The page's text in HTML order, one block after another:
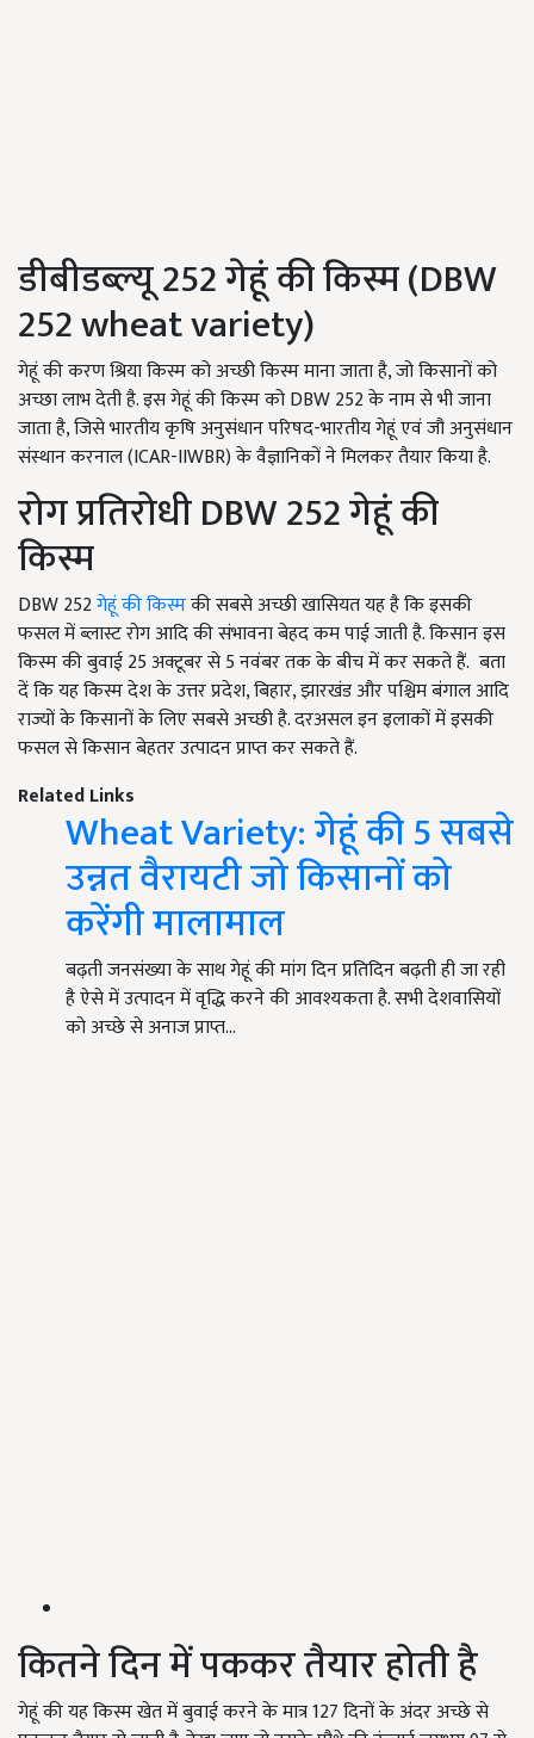
डीबीडब्ल्यू 252 गेहूं की किस्म (DBW
252 wheat variety)
गेहूं की करण श्रिया किस्म को अच्छी किस्म माना जाता है, जो किसानों को
अच्छा लाभ देती है. इस गेहूं की किस्म को DBW 252 के नाम से भी जाना
जाता है, जिसे भारतीय कृषि अनुसंधान परिषद-भारतीय गेहूं एवं जौ अनुसंधान
संस्थान करनाल (ICAR-IIWBR) के वैज्ञानिकों ने मिलकर तैयार किया है.
रोग प्रतिरोधी DBW 252 गेहूं की
किस्म
DBW 252गेहूं की किस्मकी सबसे अच्छी खासियत यह है कि इसकी
फसल में ब्लास्ट रोग आदि की संभावना बेहद कम पाई जाती है. किसान इस
किस्म की बुवाई 25 अक्टूबर से 5 नवंबर तक के बीच में कर सकते हैं. बता
दें कि यह किस्म देश के उत्तर प्रदेश, बिहार, झारखंड और पश्चिम बंगाल आदि
राज्यों के किसानों के लिए सबसे अच्छी है. दरअसल इन इलाकों में इसकी
फसल से किसान बेहतर उत्पादन प्राप्त कर सकते हैं.
Related Links
Wheat Variety: गेहूं की 5 सबसे
उन्नत वैरायटी जो किसानों को
करेंगी मालामाल
बढ़ती जनसंख्या के साथ गेहूं की मांग दिन प्रतिदिन बढ़ती ही जा रही
है ऐसे में उत्पादन में वृद्धि करने की आवश्यकता है. सभी देशवासियों
को अच्छे से अनाज प्राप्त…
कितने दिन में पककर तैयार होती है
गेहूं की यह किस्म खेत में बुवाई करने के मात्र 127 दिनों के अंदर अच्छे से